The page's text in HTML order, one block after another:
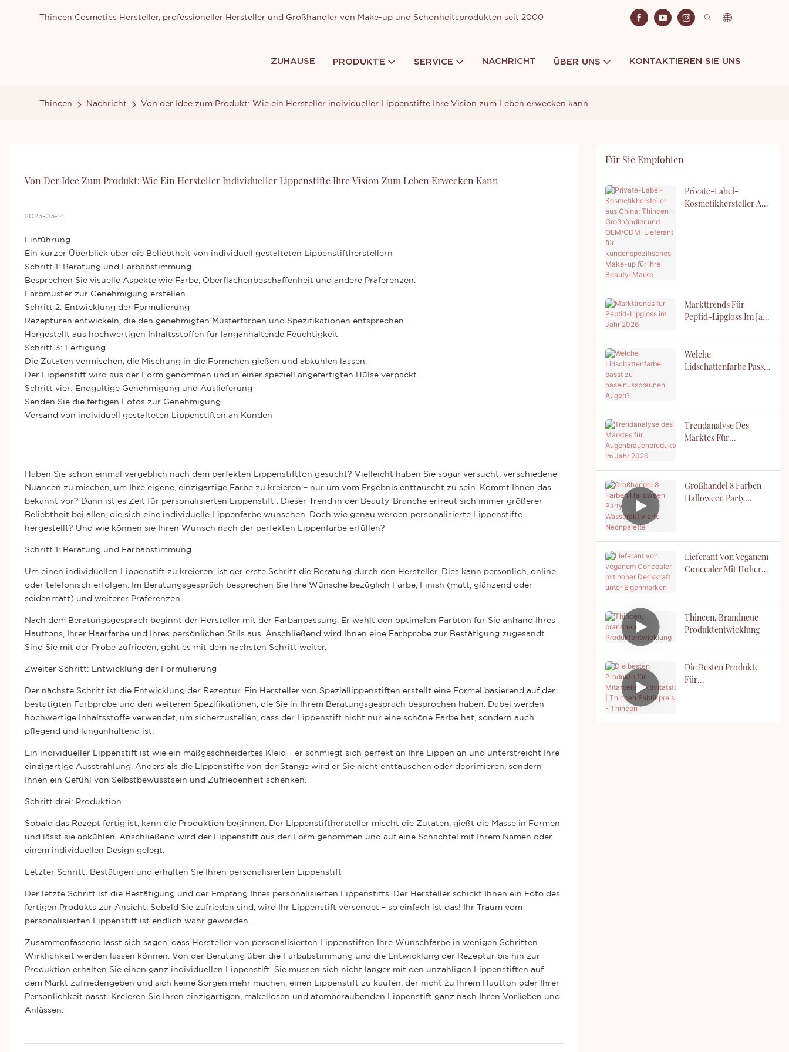
Thincen Cosmetics Hersteller, professioneller Hersteller und Großhändler von Make-up und Schönheitsprodukten seit 2000
ZUHAUSE PRODUKTE SERVICE NACHRICHT ÜBER UNS KONTAKTIEREN SIE UNS
Thincen Nachricht Von der Idee zum Produkt: Wie ein Hersteller individueller Lippenstifte Ihre Vision zum Leben erwecken kann
Von Der Idee Zum Produkt: Wie Ein Hersteller Individueller Lippenstifte Ihre Vision Zum Leben Erwecken Kann
2023-03-14
Einführung
Ein kurzer Überblick über die Beliebtheit von individuell gestalteten Lippenstiftherstellern
Schritt 1: Beratung und Farbabstimmung
Besprechen Sie visuelle Aspekte wie Farbe, Oberflächenbeschaffenheit und andere Präferenzen.
Farbmuster zur Genehmigung erstellen
Schritt 2: Entwicklung der Formulierung
Rezepturen entwickeln, die den genehmigten Musterfarben und Spezifikationen entsprechen.
Hergestellt aus hochwertigen Inhaltsstoffen für langanhaltende Feuchtigkeit
Schritt 3: Fertigung
Die Zutaten vermischen, die Mischung in die Förmchen gießen und abkühlen lassen.
Der Lippenstift wird aus der Form genommen und in einer speziell angefertigten Hülse verpackt.
Schritt vier: Endgültige Genehmigung und Auslieferung
Senden Sie die fertigen Fotos zur Genehmigung.
Versand von individuell gestalteten Lippenstiften an Kunden
Haben Sie schon einmal vergeblich nach dem perfekten Lippenstiftton gesucht? Vielleicht haben Sie sogar versucht, verschiedene
Nuancen zu mischen, um Ihre eigene, einzigartige Farbe zu kreieren – nur um vom Ergebnis enttäuscht zu sein. Kommt Ihnen das
bekannt vor? Dann ist es Zeit für personalisierten
Lippenstift . Dieser Trend in der Beauty-Branche erfreut sich immer größerer
Beliebtheit bei allen, die sich eine individuelle Lippenfarbe wünschen. Doch wie genau werden personalisierte Lippenstifte
hergestellt? Und wie können sie Ihren Wunsch nach der perfekten Lippenfarbe erfüllen?
Schritt 1: Beratung und Farbabstimmung
Um einen individuellen Lippenstift zu kreieren, ist der erste Schritt die Beratung durch den Hersteller.
Dies kann persönlich, online
oder telefonisch erfolgen. Im Beratungsgespräch besprechen Sie Ihre Wünsche bezüglich Farbe, Finish (matt, glänzend oder
seidenmatt) und weiterer Präferenzen.
Nach dem Beratungsgespräch beginnt der Hersteller mit der Farbanpassung. Er wählt den optimalen Farbton für Sie anhand Ihres
Hauttons, Ihrer Haarfarbe und Ihres persönlichen Stils aus. Anschließend wird Ihnen eine Farbprobe zur Bestätigung zugesandt.
Sind Sie mit der Probe zufrieden, geht es mit dem nächsten Schritt weiter.
Zweiter Schritt: Entwicklung der Formulierung
Der nächste Schritt ist die Entwicklung der Rezeptur. Ein Hersteller von Speziallippenstiften erstellt eine Formel basierend auf der
bestätigten Farbprobe und den weiteren Spezifikationen, die Sie in Ihrem Beratungsgespräch besprochen haben. Dabei werden
hochwertige Inhaltsstoffe verwendet, um sicherzustellen, dass der Lippenstift nicht nur eine schöne Farbe hat, sondern auch
pflegend und langanhaltend ist.
Ein individueller Lippenstift ist wie ein maßgeschneidertes Kleid – er schmiegt sich perfekt an Ihre Lippen an und unterstreicht Ihre
einzigartige Ausstrahlung. Anders als die Lippenstifte von der Stange wird er Sie nicht enttäuschen oder deprimieren, sondern
Ihnen ein Gefühl von Selbstbewusstsein und Zufriedenheit schenken.
Schritt drei: Produktion
Sobald das Rezept fertig ist, kann die Produktion beginnen. Der Lippenstifthersteller mischt die Zutaten, gießt die Masse in Formen
und lässt sie abkühlen. Anschließend wird der Lippenstift aus der Form genommen und auf eine Schachtel mit Ihrem Namen oder
einem individuellen Design gelegt.
Letzter Schritt: Bestätigen und erhalten Sie Ihren personalisierten Lippenstift
Der letzte Schritt ist die Bestätigung und der Empfang Ihres personalisierten Lippenstifts. Der Hersteller schickt Ihnen ein Foto des
fertigen Produkts zur Ansicht. Sobald Sie zufrieden sind, wird Ihr Lippenstift versendet – so einfach ist das! Ihr Traum vom
personalisierten Lippenstift ist endlich wahr geworden.
Zusammenfassend lässt sich sagen, dass Hersteller von personalisierten Lippenstiften Ihre Wunschfarbe in wenigen Schritten
Wirklichkeit werden lassen können. Von der Beratung über die Farbabstimmung und die Entwicklung der Rezeptur bis hin zur
Produktion erhalten Sie einen ganz individuellen Lippenstift. Sie müssen sich nicht länger mit den unzähligen Lippenstiften auf
dem Markt zufriedengeben und sich keine Sorgen mehr machen, einen Lippenstift zu kaufen, der nicht zu Ihrem Hautton oder Ihrer
Persönlichkeit passt. Kreieren Sie Ihren einzigartigen, makellosen und atemberaubenden Lippenstift ganz nach Ihren Vorlieben und
Anlässen.
Für Sie Empfohlen
Private-Label-
Kosmetikhersteller Aus
Markttrends Für
Peptid-Lipgloss Im Jahr
Welche
Lidschattenfarbe Passt
Trendanalyse Des
Marktes Für
Großhandel 8 Farben
Halloween Party
Lieferant Von Veganem
Concealer Mit Hoher
Thincen, Brandneue
Produktentwicklung
Die Besten Produkte
Für